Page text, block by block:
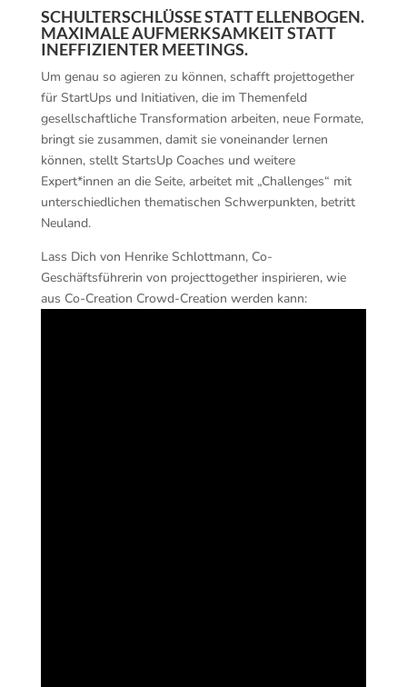
SCHULTERSCHLÜSSE STATT ELLENBOGEN.
MAXIMALE AUFMERKSAMKEIT STATT
INEFFIZIENTER MEETINGS.
Um genau so agieren zu können, schafft projettogether
für StartUps und Initiativen, die im Themenfeld
gesellschaftliche Transformation arbeiten, neue Formate,
bringt sie zusammen, damit sie voneinander lernen
können, stellt StartsUp Coaches und weitere
Expert*innen an die Seite, arbeitet mit „Challenges“ mit
unterschiedlichen thematischen Schwerpunkten, betritt
Neuland.
Lass Dich von Henrike Schlottmann, Co-
Geschäftsführerin von projecttogether inspirieren, wie
aus Co-Creation Crowd-Creation werden kann: